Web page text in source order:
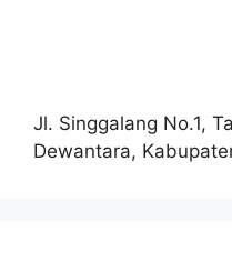
Jl. Singgalang No.1,
Dewantara,